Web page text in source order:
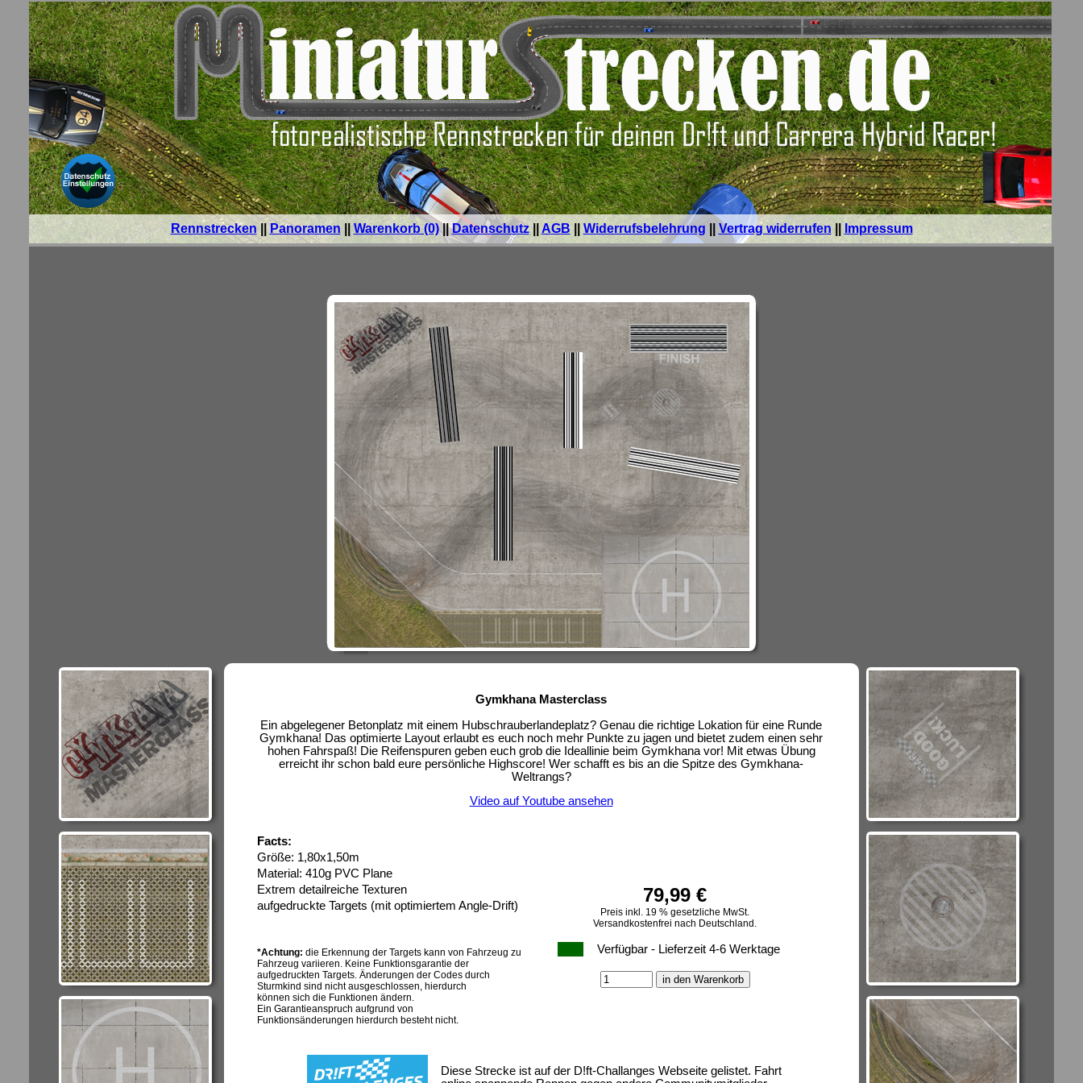
Rennstrecken ||Panoramen ||Warenkorb (0)||Datenschutz||AGB Widerrufsbelehrung Vertrag widerrufen || Impressum
Gymkhana Masterclass
Ein abgelegener Betonplatz mit einem Hubschrauberlandeplatz? Genau die richtige Lokation für eine Runde
Gymkhana! Das optimierte Layout erlaubt es euch noch mehr Punkte zu jagen und bietet zudem einen sehr
hohen Fahrspaß! Die Reifenspuren geben euch grob die Ideallinie beim Gymkhana vor! Mit etwas Übung
erreicht ihr schon bald eure persönliche Highscore! Wer schafft es bis an die Spitze des Gymkhana-
Weltrangs?
Video auf Youtube ansehen
Facts:
79,99 €
Preis inkl. 19 % gesetzliche MwSt.
Versandkostenfrei nach Deutschland.
Verfügbar - Lieferzeit 4-6 Werktage
Größe: 1,80x1,50m
Material: 410g PVC Plane
Extrem detailreiche Texturen
aufgedruckte Targets (mit optimiertem Angle-Drift)
*Achtung: die Erkennung der Targets kann von Fahrzeug zu
Fahrzeug variieren. Keine Funktionsgarantie der
aufgedruckten Targets. Änderungen der Codes durch
Sturmkind sind nicht ausgeschlossen, hierdurch
können sich die Funktionen ändern.
Ein Garantieanspruch aufgrund von
Funktionsänderungen hierdurch besteht nicht.
Diese Strecke ist auf der D!ft-Challanges Webseite gelistet. Fahrt